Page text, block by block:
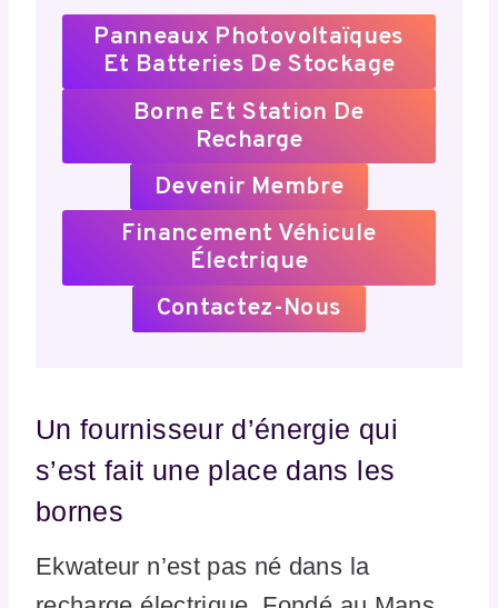
Panneaux Photovoltaïques
Et Batteries De Stockage
Borne Et Station De
Recharge
Devenir Membre
Financement Véhicule
Électrique
Contactez-Nous
Un fournisseur d’énergie qui
s’est fait une place dans les
bornes
Ekwateur n’est pas né dans la